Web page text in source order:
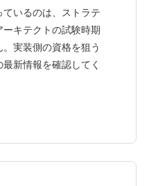
いるのは、ストラテ
キテクトの試験時期
実装側の資格を狙う
新情報を確認してく